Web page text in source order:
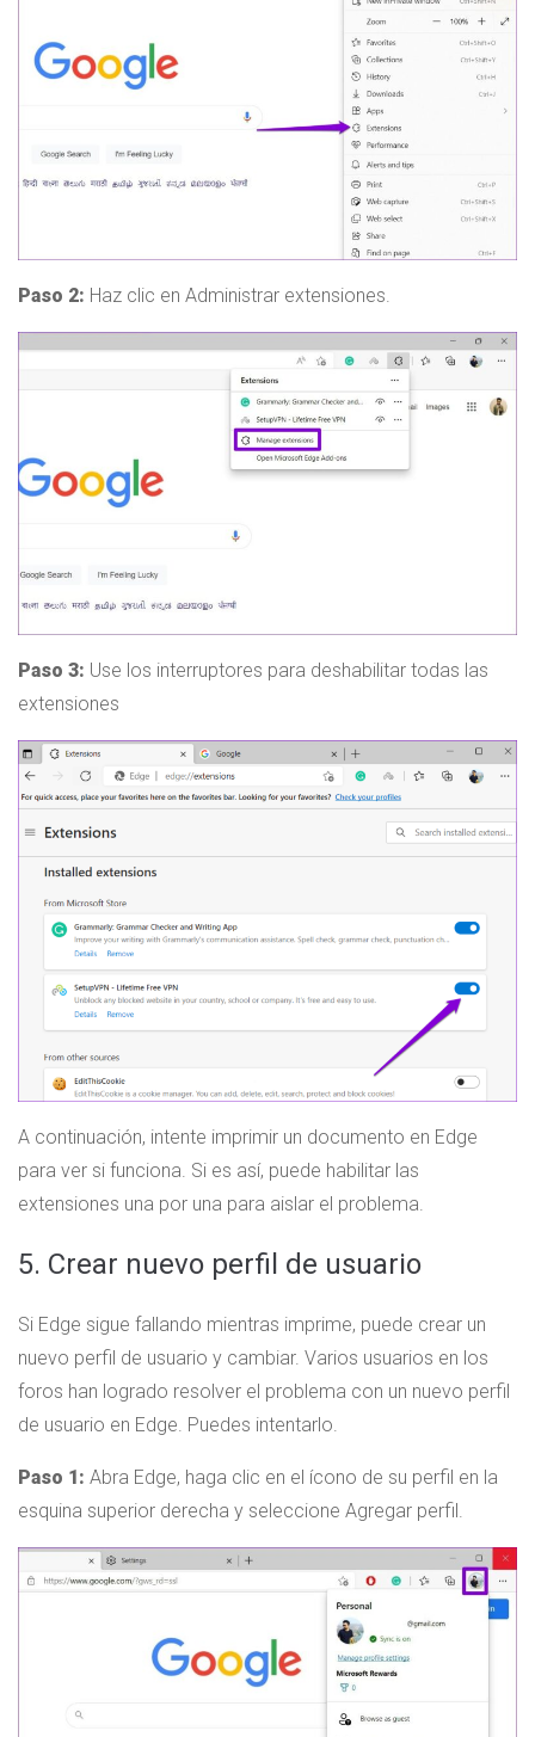
Paso 2: Haz clic en Administrar extensiones.
Paso 3: Use los interruptores para deshabilitar todas las
extensiones
A continuación, intente imprimir un documento en Edge
para ver si funciona. Si es así, puede habilitar las
extensiones una por una para aislar el problema.
5. Crear nuevo perfil de usuario
Si Edge sigue fallando mientras imprime, puede crear un
nuevo perfil de usuario y cambiar. Varios usuarios en los
foros han logrado resolver el problema con un nuevo perfil
de usuario en Edge. Puedes intentarlo.
Paso 1: Abra Edge, haga clic en el ícono de su perfil en la
esquina superior derecha y seleccione Agregar perfil.